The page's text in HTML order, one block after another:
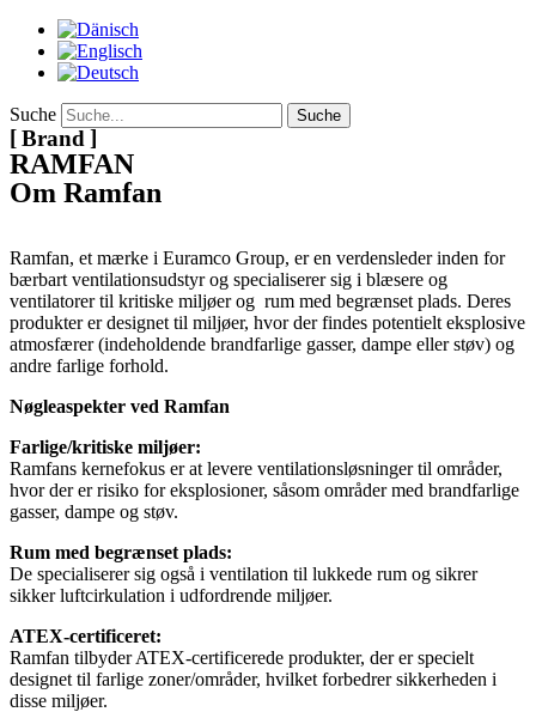
Suche Suche
Brand
RAMFAN
Om Ramfan
Ramfan, et mærke i Euramco Group, er en verdensleder inden for
bærbart ventilationsudstyr og specialiserer sig i blæsere og
ventilatorer til kritiske miljøer og rum med begrænset plads. Deres
produkter er designet til miljøer, hvor der findes potentielt eksplosive
atmosfærer (indeholdende brandfarlige gasser, dampe eller støv) og
andre farlige forhold.
Nøgleaspekter ved Ramfan
Farlige/kritiske miljøer:
Ramfans kernefokus er at levere ventilationsløsninger til områder,
hvor der er risiko for eksplosioner, såsom områder med brandfarlige
gasser, dampe og støv.
Rum med begrænset plads:
De specialiserer sig også i ventilation til lukkede rum og sikrer
sikker luftcirkulation i udfordrende miljøer.
ATEX-certificeret:
Ramfan tilbyder ATEX-certificerede produkter, der er specielt
designet til farlige zoner/områder, hvilket forbedrer sikkerheden i
disse miljøer.